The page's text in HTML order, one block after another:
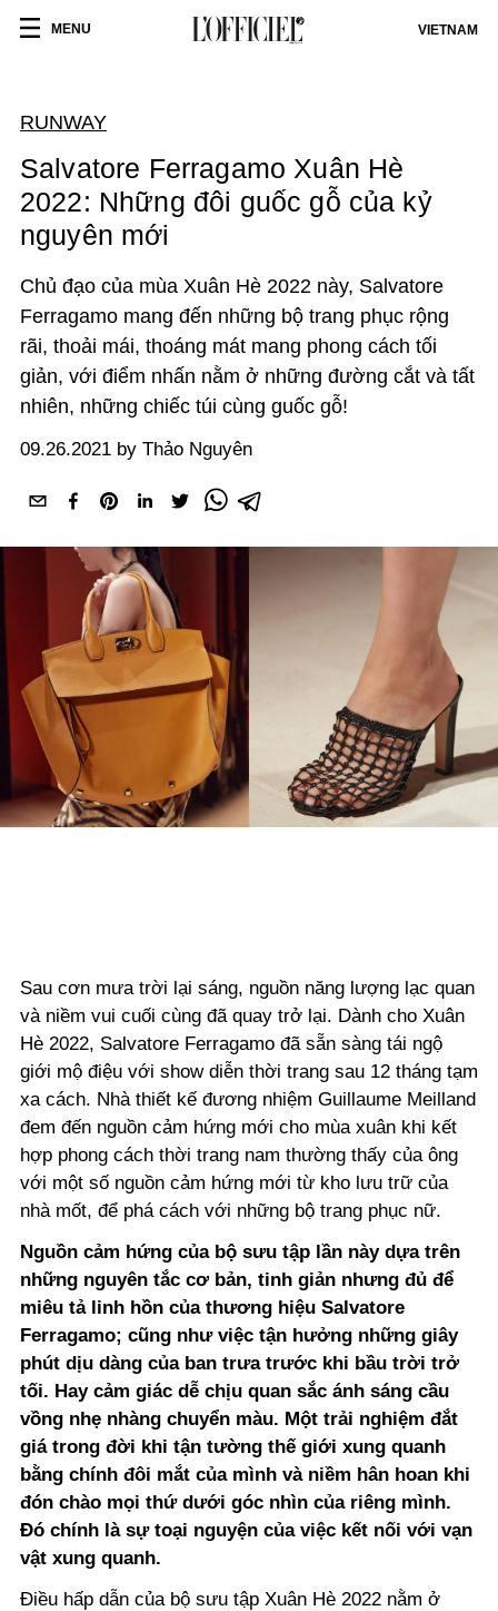
MENU VIETNAM
RUNWAY
Salvatore Ferragamo Xuân Hè
2022: Những đôi guốc gỗ của kỷ
nguyên mới
Chủ đạo của mùa Xuân Hè 2022 này, Salvatore
Ferragamo mang đến những bộ trang phục rộng
rãi, thoải mái, thoáng mát mang phong cách tối
giản, với điểm nhấn nằm ở những đường cắt và tất
nhiên, những chiếc túi cùng guốc gỗ!
09.26.2021 by Thảo Nguyên
Sau cơn mưa trời lại sáng, nguồn năng lượng lạc quan
và niềm vui cuối cùng đã quay trở lại. Dành cho Xuân
Hè 2022, Salvatore Ferragamo đã sẵn sàng tái ngộ
giới mộ điệu với show diễn thời trang sau 12 tháng tạm
xa cách. Nhà thiết kế đương nhiệm Guillaume Meilland
đem đến nguồn cảm hứng mới cho mùa xuân khi kết
hợp phong cách thời trang nam thường thấy của ông
với một số nguồn cảm hứng mới từ kho lưu trữ của
nhà mốt, để phá cách với những bộ trang phục nữ.
Nguồn cảm hứng của bộ sưu tập lần này dựa trên
những nguyên tắc cơ bản, tinh giản nhưng đủ để
miêu tả linh hồn của thương hiệu Salvatore
Ferragamo; cũng như việc tận hưởng những giây
phút dịu dàng của ban trưa trước khi bầu trời trở
tối. Hay cảm giác dễ chịu quan sắc ánh sáng cầu
vồng nhẹ nhàng chuyển màu. Một trải nghiệm đắt
giá trong đời khi tận tường thế giới xung quanh
bằng chính đôi mắt của mình và niềm hân hoan khi
đón chào mọi thứ dưới góc nhìn của riêng mình.
Đó chính là sự toại nguyện của việc kết nối với vạn
vật xung quanh.
Điều hấp dẫn của bộ sưu tập Xuân Hè 2022 nằm ở